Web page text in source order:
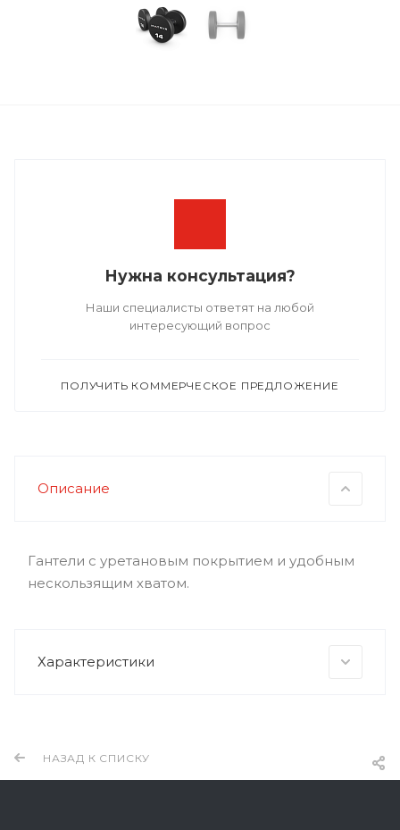
Нужна консультация?
Наши специалисты ответят на любой
интересующий вопрос
ПОЛУЧИТЬ КОММЕРЧЕСКОЕ ПРЕДЛОЖЕНИЕ
Описание
Гантели с уретановым покрытием и удобным
нескользящим хватом.
Характеристики
НАЗАД К СПИСКУ